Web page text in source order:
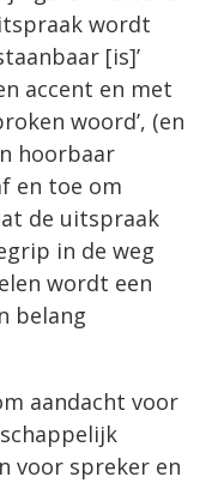
wordt
[is]’
accent en met
woord’, (en
hoorbaar
en toe om
de uitspraak
in de weg
wordt een
belang
aandacht voor
voor spreker en